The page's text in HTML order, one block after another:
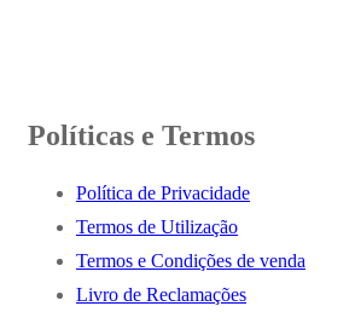
Políticas e Termos
Política de Privacidade
Termos de Utilização
Termos e Condições de venda
Livro de Reclamações